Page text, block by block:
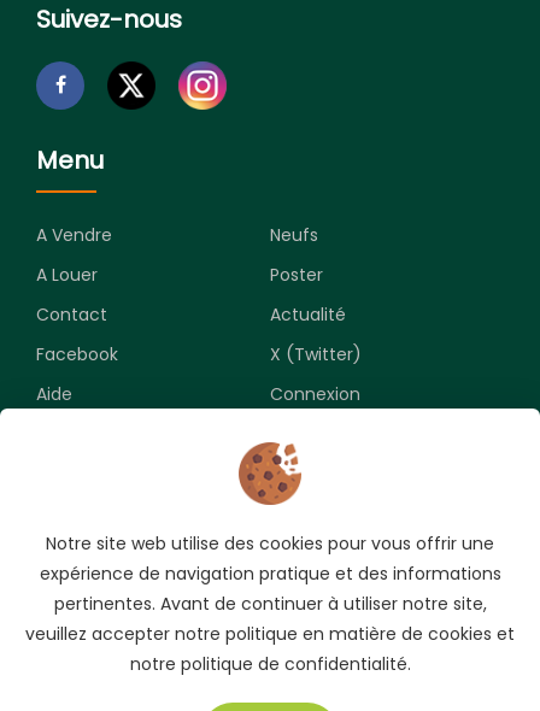
Suivez-nous
Menu
A Vendre
Neufs
A Louer
Poster
Contact
Actualité
Facebook
X (Twitter)
Aide
Connexion
Souscrivez pour recevoir les meilleures opportunités.
Notre site web utilise des cookies pour vous offrir une
expérience de navigation pratique et des informations
pertinentes. Avant de continuer à utiliser notre site,
veuillez accepter notre politique en matière de cookies et
notre politique de confidentialité.